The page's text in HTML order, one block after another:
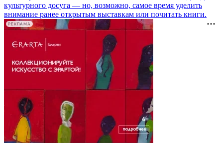
культурного досуга — но, возможно, самое время уделить
внимание ранее открытым выставкам или почитать книги.
РЕКЛАМА